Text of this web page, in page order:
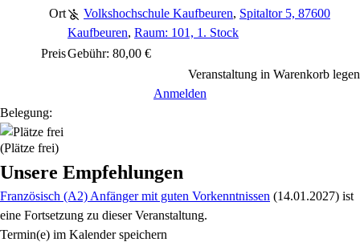
Ort
Volkshochschule Kaufbeuren, Spitaltor 5, 87600
Kaufbeuren, Raum: 101, 1. Stock
PreisGebühr: 80,00 €
Veranstaltung in Warenkorb legen
Anmelden
Belegung:
(Plätze frei)
Unsere Empfehlungen
Französisch (A2) Anfänger mit guten Vorkenntnissen (14.01.2027) ist
eine Fortsetzung zu dieser Veranstaltung.
Termin(e) im Kalender speichern